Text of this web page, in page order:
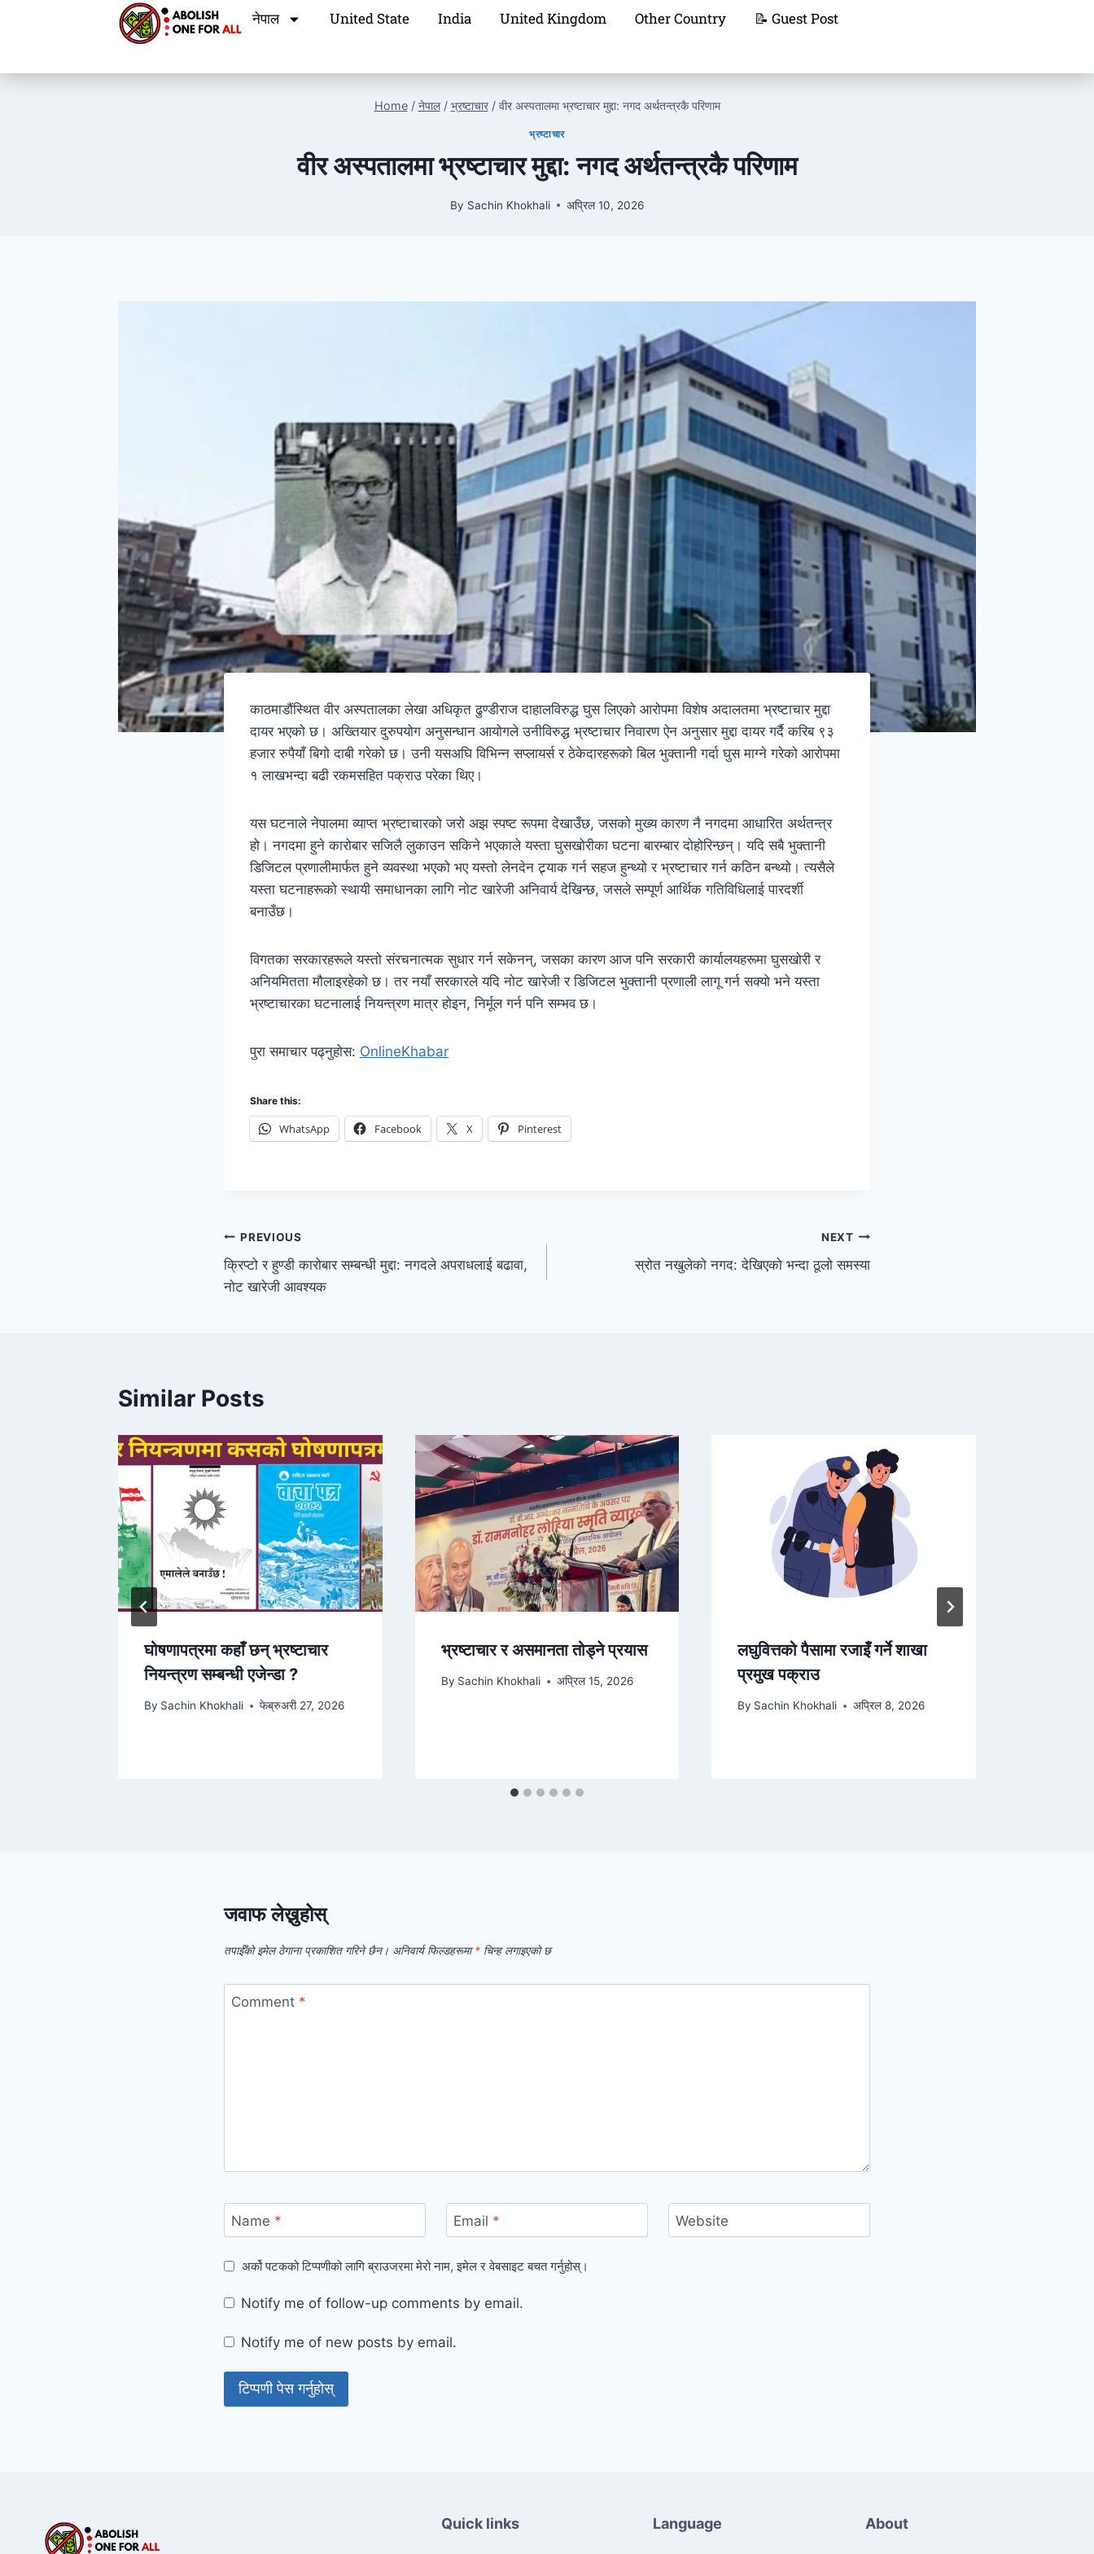
नेपाल United State India United Kingdom Other Country 📝 Guest Post
Home / नेपाल / भ्रष्टाचार / वीर अस्पतालमा भ्रष्टाचार मुद्दा: नगद अर्थतन्त्रकै परिणाम
भ्रष्टाचार
वीर अस्पतालमा भ्रष्टाचार मुद्दा: नगद अर्थतन्त्रकै परिणाम
By Sachin Khokhali अप्रिल 10, 2026
काठमाडौंस्थित वीर अस्पतालका लेखा अधिकृत ढुण्डीराज दाहालविरुद्ध घुस लिएको आरोपमा विशेष अदालतमा भ्रष्टाचार मुद्दा
दायर भएको छ। अख्तियार दुरुपयोग अनुसन्धान आयोगले उनीविरुद्ध भ्रष्टाचार निवारण ऐन अनुसार मुद्दा दायर गर्दै करिब ९३
हजार रुपैयाँ बिगो दाबी गरेको छ। उनी यसअघि विभिन्न सप्लायर्स र ठेकेदारहरूको बिल भुक्तानी गर्दा घुस माग्ने गरेको आरोपमा
१ लाखभन्दा बढी रकमसहित पक्राउ परेका थिए।
यस घटनाले नेपालमा व्याप्त भ्रष्टाचारको जरो अझ स्पष्ट रूपमा देखाउँछ, जसको मुख्य कारण नै नगदमा आधारित अर्थतन्त्र
हो। नगदमा हुने कारोबार सजिलै लुकाउन सकिने भएकाले यस्ता घुसखोरीका घटना बारम्बार दोहोरिन्छन्। यदि सबै भुक्तानी
डिजिटल प्रणालीमार्फत हुने व्यवस्था भएको भए यस्तो लेनदेन ट्र्याक गर्न सहज हुन्थ्यो र भ्रष्टाचार गर्न कठिन बन्थ्यो। त्यसैले
यस्ता घटनाहरूको स्थायी समाधानका लागि नोट खारेजी अनिवार्य देखिन्छ, जसले सम्पूर्ण आर्थिक गतिविधिलाई पारदर्शी
बनाउँछ।
विगतका सरकारहरूले यस्तो संरचनात्मक सुधार गर्न सकेनन्, जसका कारण आज पनि सरकारी कार्यालयहरूमा घुसखोरी र
अनियमितता मौलाइरहेको छ। तर नयाँ सरकारले यदि नोट खारेजी र डिजिटल भुक्तानी प्रणाली लागू गर्न सक्यो भने यस्ता
भ्रष्टाचारका घटनालाई नियन्त्रण मात्र होइन, निर्मूल गर्न पनि सम्भव छ।
पुरा समाचार पढ्नुहोस: OnlineKhabar
Share this:
WhatsApp Facebook X Pinterest
PREVIOUS
क्रिप्टो र हुण्डी कारोबार सम्बन्धी मुद्दा: नगदले अपराधलाई बढावा,
नोट खारेजी आवश्यक
NEXT
स्रोत नखुलेको नगद: देखिएको भन्दा ठूलो समस्या
Similar Posts
घोषणापत्रमा कहाँ छन् भ्रष्टाचार
नियन्त्रण सम्बन्धी एजेन्डा ?
By Sachin Khokhali फेब्रुअरी 27, 2026
भ्रष्टाचार र असमानता तोड्ने प्रयास
By Sachin Khokhali अप्रिल 15, 2026
लघुवित्तको पैसामा रजाइँ गर्ने शाखा
प्रमुख पक्राउ
By Sachin Khokhali अप्रिल 8, 2026
जवाफ लेख्नुहोस्
तपाईँको इमेल ठेगाना प्रकाशित गरिने छैन। अनिवार्य फिल्डहरूमा* चिन्ह लगाइएको छ
Comment *
Name * Email * Website
अर्को पटकको टिप्पणीको लागि ब्राउजरमा मेरो नाम, इमेल र वेबसाइट बचत गर्नुहोस्।
Notify me of follow-up comments by email.
Notify me of new posts by email.
Quick links Language About